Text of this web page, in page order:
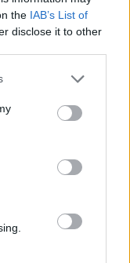
the IAB’s List of
disclose it to other
à droite puis
"les salins"
de) : 8€
de) : 18€